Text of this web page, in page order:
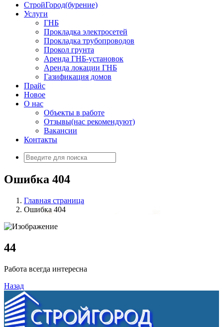
«СТРОЙГОРОД» ∿ Бурение ∿ ГНБ ∿ Прокладка
трудопроводов ∿ Газификация жилого сектора ✆
+74951573444
СтройГород(бурение)
Услуги
ГНБ
Прокладка электросетей
Прокладка трубопроводов
Прокол грунта
Аренда ГНБ-установок
Аренда локации ГНБ
Газификация домов
Прайс
Новое
О нас
Объекты в работе
Отзывы(нас рекомендуют)
Вакансии
Контакты
Искать:
Ошибка 404
Главная страница
Ошибка 404
44
Работа всегда интересна
Назад